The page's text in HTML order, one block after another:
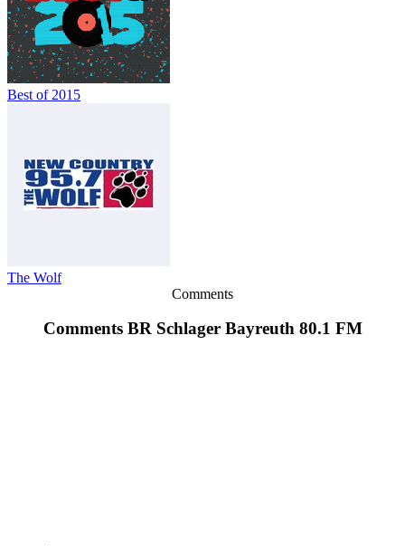
Best of 2015
The Wolf
Comments
Comments BR Schlager Bayreuth 80.1 FM